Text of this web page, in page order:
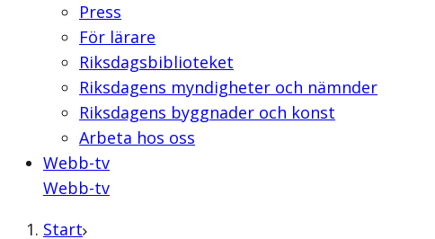
Press
För lärare
Riksdagsbiblioteket
Riksdagens myndigheter och nämnder
Riksdagens byggnader och konst
Arbeta hos oss
Webb-tv
Webb-tv
Start